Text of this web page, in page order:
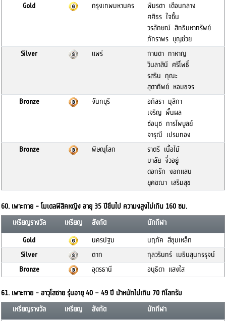
Gold
กรุงเทพมหานคร
พิมรดา เดือนกลาง
ศศิธร ใจชื้น
วรลักษณ์ สิทธิมหาทรัพย์
ภัทราพร บุญช่วย
Silver
แพร่
กานดา ทาหาญ
วินลาสินี ศรีโพธิ์
รสริน กุณะ
สุดาทิพย์ หอมขจร
Bronze
จันทบุรี
อภิสรา มุสิกา
เจริญ พื้นผล
ช่อนุช การไพบูลย์
จารุณี เปรมทอง
Bronze
พิษณุโลก
ราตรี เนื้อไม้
มาลัย จิ๋วอยู่
ดอกรัก งอกแสน
ยุคขณา เสริมสุข
60. เพาะกาย - โมเดลฟิสิคหญิง อายุ 35 ปีขึนไป ความงสูงไม่เกิน 160 ซม.
เหรียญรางวัล
เหรียญ สังกัด
นักกีฬา
Gold
นครปฐม
นฤภัค สีขุมเหล็ก
Silver
ตาก
กุลวรินทร์ เมธินสุนทรรุจน์
Bronze
อุดรธานี อนุธิดา แสงใส
61. เพาะกาย - อาวุโสชาย รุ่นอายุ 40 – 49 ปี น้าหนักไม่เกิน 70 กิโลกรัม
เหรียญรางวัล
เหรียญ สังกัด
นักกีฬา